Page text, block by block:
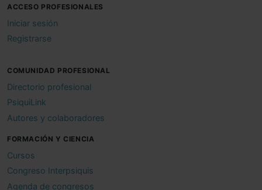
ACCESO PROFESIONALES
Iniciar sesión
Registrarse
COMUNIDAD PROFESIONAL
Directorio profesional
PsiquiLink
Autores y colaboradores
FORMACIÓN Y CIENCIA
Cursos
Congreso Interpsiquis
Agenda de congresos